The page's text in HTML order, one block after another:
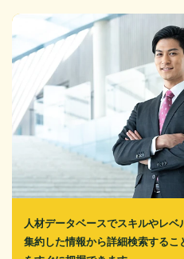
人材データベースでスキルやレベ
集約した情報から詳細検索する